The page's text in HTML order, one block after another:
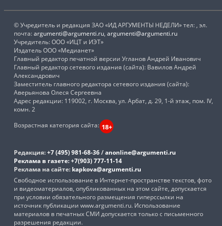
© Учредитель и редакция ЗАО «ИД АРГУМЕНТЫ НЕДЕЛИ» тел: , эл.
почта:argumenti@argumenti.ru, argumenti@argumenti.ru
Учредитель: ООО «ИЦТ и ИЭТ»
Издатель ООО «Медианет»
Главный редактор печатной версии Угланов Андрей Иванович
Главный редактор сетевого издания (сайта): Вавилов Андрей
Александрович
Заместитель главного редактора сетевого издания (сайта):
Аверьянова Олеся Сергеевна
Адрес редакции: 119002, г. Москва, ул. Арбат, д. 29, 1-й этаж, пом. IV,
комн. 2
Возрастная категория сайта: 18+
Редакция:+7 (495) 981-68-36/anonline@argumenti.ru
Реклама в газете:+7(903) 777-11-14
Реклама на сайте: kapkova@argumenti.ru
Свободное использование в Интернет-пространстве текстов, фото
и видеоматериалов, опубликованных на этом сайте, допускается
при условии обязательного размещения гиперссылки на
источник публикации www.argumenti.ru. Использование
материалов в печатных СМИ допускается только с письменного
разрешения редакции.